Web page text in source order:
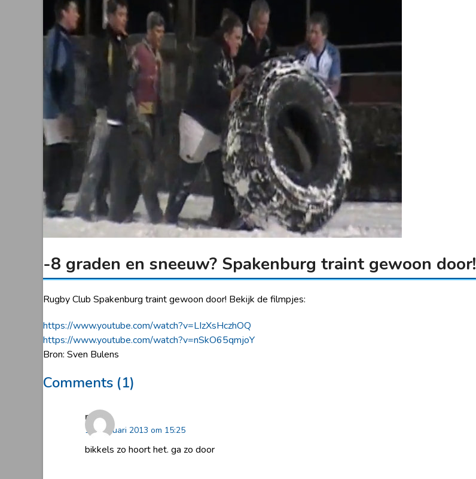
-8 graden en sneeuw? Spakenburg traint gewoon door!
Rugby Club Spakenburg traint gewoon door! Bekijk de filmpjes:
https://www.youtube.com/watch?v=LIzXsHczhOQ
https://www.youtube.com/watch?v=nSkO65qmjoY
Bron: Sven Bulens
Comments (1)
ruud
17 februari 2013 om 15:25
bikkels zo hoort het. ga zo door